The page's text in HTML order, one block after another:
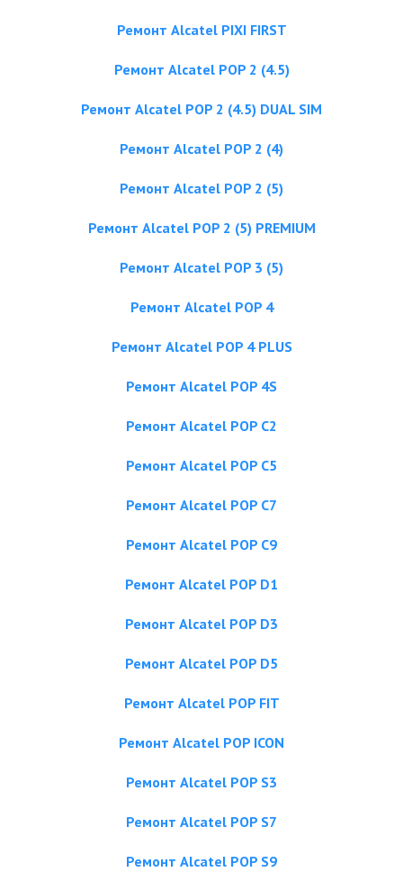
Ремонт Alcatel PIXI FIRST
Ремонт Alcatel POP 2 (4.5)
Ремонт Alcatel POP 2 (4.5) DUAL SIM
Ремонт Alcatel POP 2 (4)
Ремонт Alcatel POP 2 (5)
Ремонт Alcatel POP 2 (5) PREMIUM
Ремонт Alcatel POP 3 (5)
Ремонт Alcatel POP 4
Ремонт Alcatel POP 4 PLUS
Ремонт Alcatel POP 4S
Ремонт Alcatel POP C2
Ремонт Alcatel POP C5
Ремонт Alcatel POP C7
Ремонт Alcatel POP C9
Ремонт Alcatel POP D1
Ремонт Alcatel POP D3
Ремонт Alcatel POP D5
Ремонт Alcatel POP FIT
Ремонт Alcatel POP ICON
Ремонт Alcatel POP S3
Ремонт Alcatel POP S7
Ремонт Alcatel POP S9